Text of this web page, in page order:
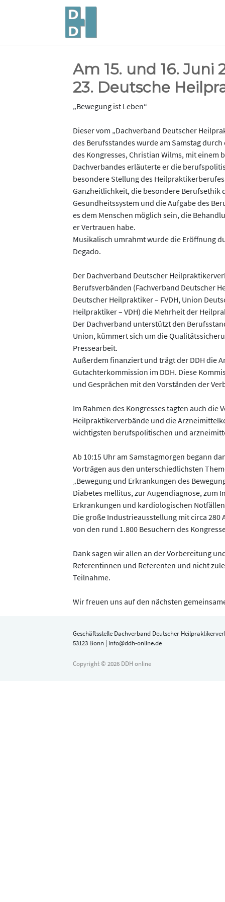
Am 15. und 16. Juni
23. Deutsche
„Bewegung ist Leben“
Dieser vom „Dachverband Deutscher
des Berufsstandes wurde am Samstag
des Kongresses, Christian Wilms, mit
Dachverbandes erläuterte er die
besondere Stellung des
Ganzheitlichkeit, die besondere
Gesundheitssystem und die Aufgabe des
es dem Menschen möglich sein, die
er Vertrauen habe.
Musikalisch umrahmt wurde die Eröffnung
Degado.
Der Dachverband Deutscher
Berufsverbänden (Fachverband Deutscher
Deutscher Heilpraktiker – FVDH, Union
Heilpraktiker – VDH) die Mehrheit der
Der Dachverband unterstützt den
Union, kümmert sich um die
Pressearbeit.
Außerdem finanziert und trägt der DDH die
Gutachterkommission im DDH. Diese
und Gesprächen mit den Vorständen der
Im Rahmen des Kongresses tagten auch die
Heilpraktikerverbände und die
wichtigsten berufspolitischen und
Ab 10:15 Uhr am Samstagmorgen begann
Vorträgen aus den unterschiedlichsten
„Bewegung und Erkrankungen des
Diabetes mellitus, zur Augendiagnose, zum
Erkrankungen und kardiologischen
Die große Industrieausstellung mit circa
von den rund 1.800 Besuchern des
Dank sagen wir allen an der Vorbereitung
Referentinnen und Referenten und nicht
Teilnahme.
Wir freuen uns auf den nächsten
Geschäftsstelle Dachverband Deutscher
53123 Bonn | info@ddh-online.de
Copyright © 2026 DDH online